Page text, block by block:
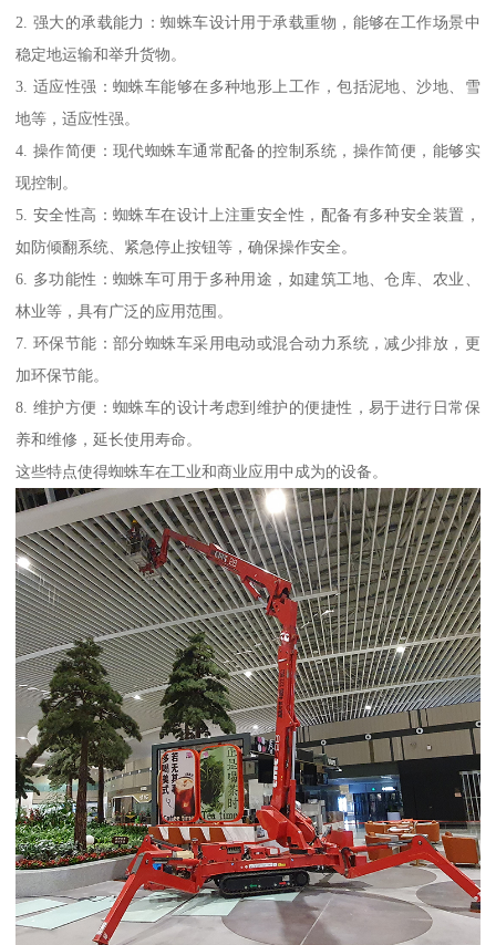
2. 强大的承载能力：蜘蛛车设计用于承载重物，能够在工作场景中
稳定地运输和举升货物。
3. 适应性强：蜘蛛车能够在多种地形上工作，包括泥地、沙地、雪
地等，适应性强。
4. 操作简便：现代蜘蛛车通常配备的控制系统，操作简便，能够实
现控制。
5. 安全性高：蜘蛛车在设计上注重安全性，配备有多种安全装置，
如防倾翻系统、紧急停止按钮等，确保操作安全。
6. 多功能性：蜘蛛车可用于多种用途，如建筑工地、仓库、农业、
林业等，具有广泛的应用范围。
7. 环保节能：部分蜘蛛车采用电动或混合动力系统，减少排放，更
加环保节能。
8. 维护方便：蜘蛛车的设计考虑到维护的便捷性，易于进行日常保
养和维修，延长使用寿命。
这些特点使得蜘蛛车在工业和商业应用中成为的设备。